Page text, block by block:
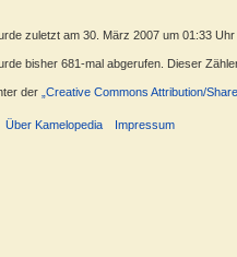
zuletzt am 30. März 2007 um 01:33 Uhr
bisher 681-mal abgerufen. Dieser
der „Creative Commons Attribution/
Über Kamelopedia Impressum